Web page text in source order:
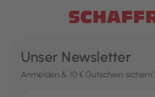
Unser Newsletter
Anmelden & 10 € Gutschein sichern¹